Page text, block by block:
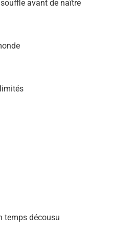
avant de naître
temps décousu